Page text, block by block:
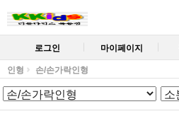
로그인 마이페이지
인형 손/손가락인형